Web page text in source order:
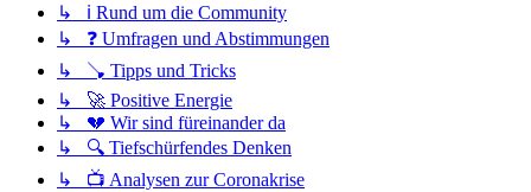
↳ ℹ️ Rund um die Community
↳ ❓ Umfragen und Abstimmungen
↳ 🪠 Tipps und Tricks
↳ 🚀 Positive Energie
↳ 💔 Wir sind füreinander da
↳ 🔍 Tiefschürfendes Denken
↳ 📺 Analysen zur Coronakrise